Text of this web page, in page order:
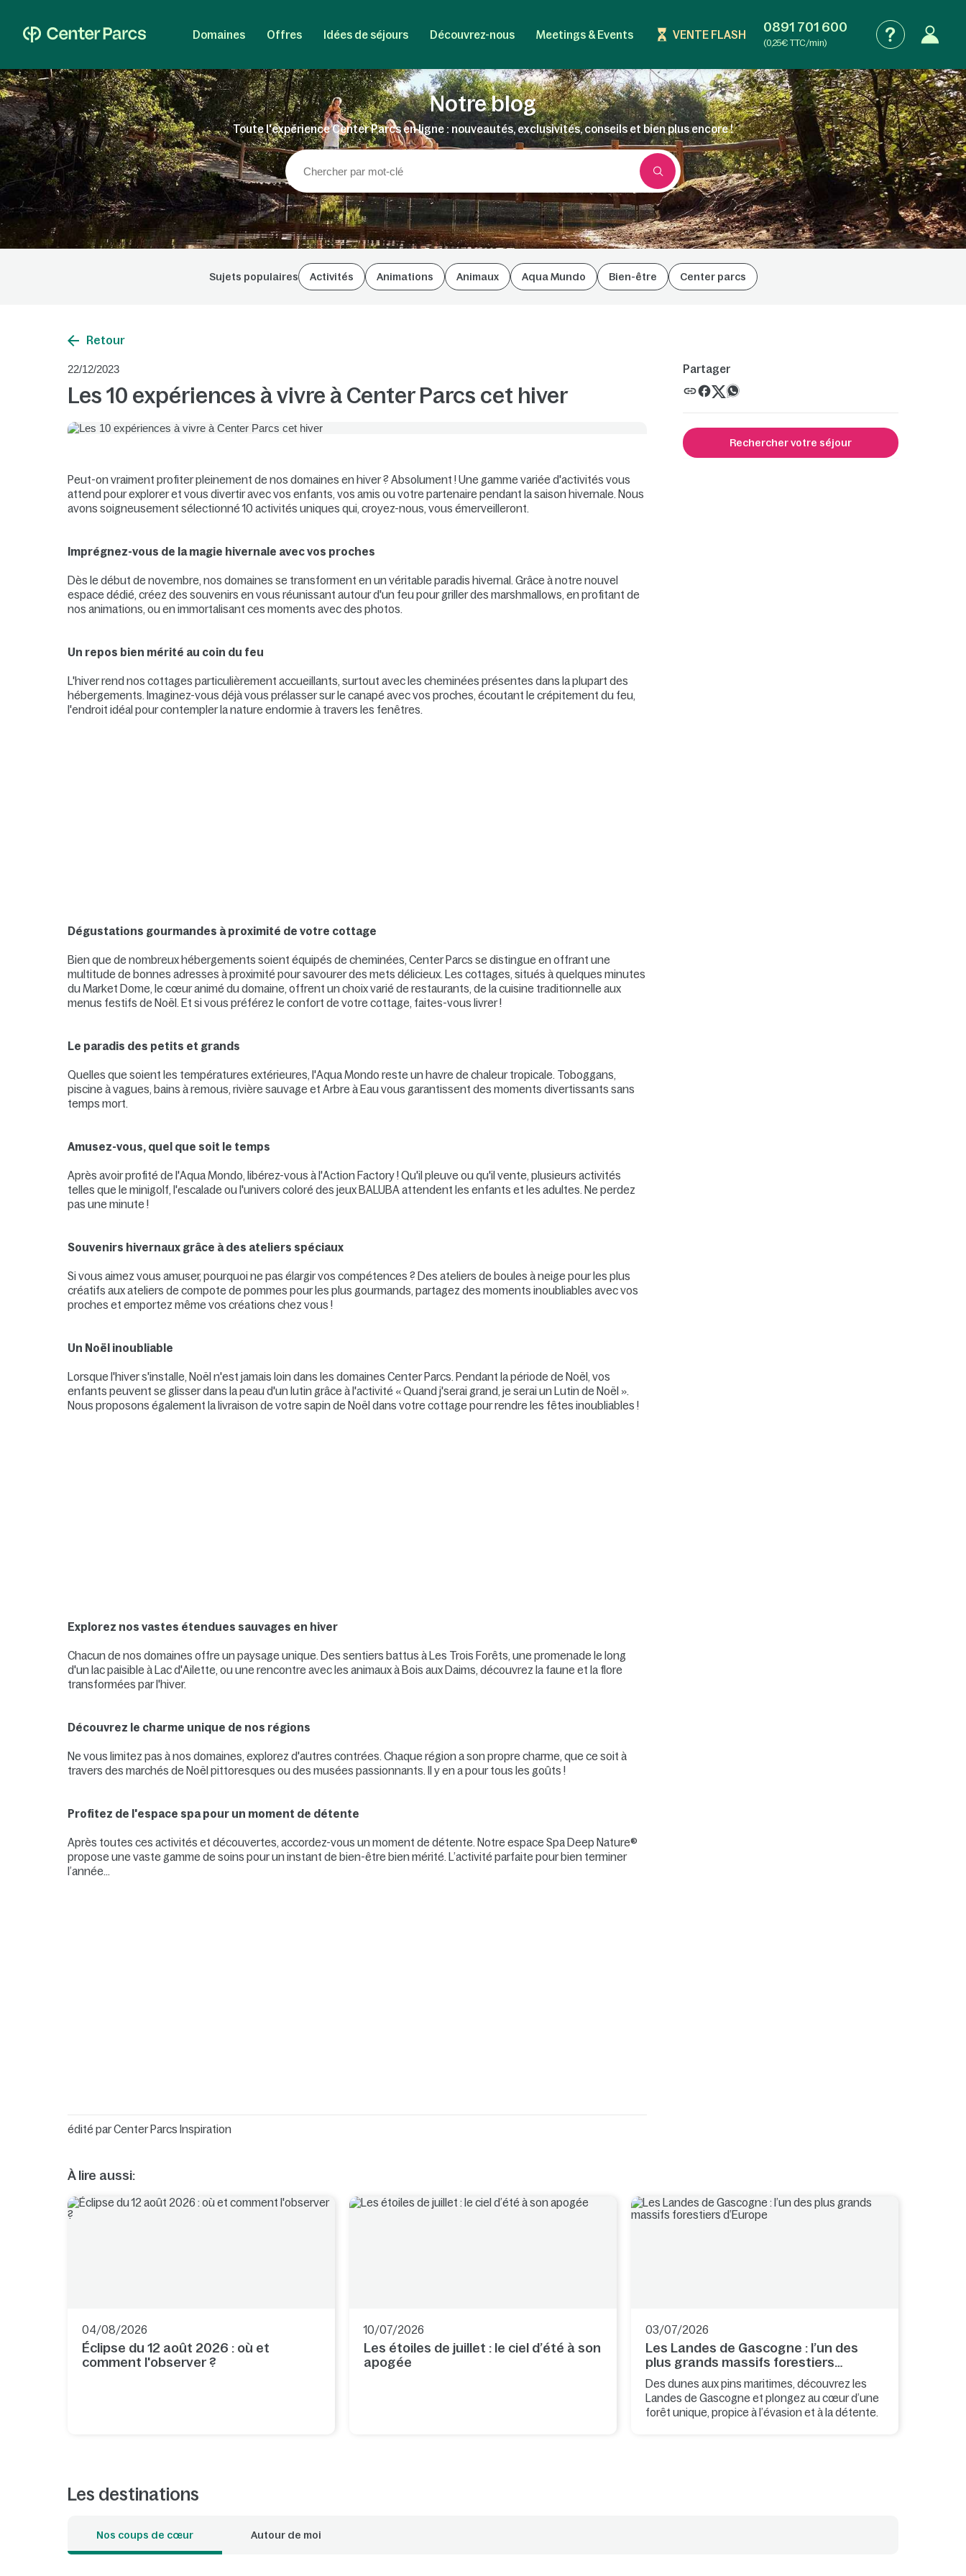
Domaines Offres Idées de séjours Découvrez-nous Meetings & Events VENTE FLASH 0891 701 600
(0,25€ TTC/min)
Notre blog
Toute l'expérience Center Parcs en ligne : nouveautés, exclusivités, conseils et bien plus encore !
Sujets populaires Activités Animations Animaux Aqua Mundo Bien-être Center parcs
Retour
22/12/2023
Les 10 expériences à vivre à Center Parcs cet hiver
Peut-on vraiment profiter pleinement de nos domaines en hiver ? Absolument ! Une gamme variée d'activités vous
attend pour explorer et vous divertir avec vos enfants, vos amis ou votre partenaire pendant la saison hivernale. Nous
avons soigneusement sélectionné 10 activités uniques qui, croyez-nous, vous émerveilleront.
Imprégnez-vous de la magie hivernale avec vos proches
Dès le début de novembre, nos domaines se transforment en un véritable paradis hivernal. Grâce à notre nouvel
espace dédié, créez des souvenirs en vous réunissant autour d'un feu pour griller des marshmallows, en profitant de
nos animations, ou en immortalisant ces moments avec des photos.
Un repos bien mérité au coin du feu
L'hiver rend nos cottages particulièrement accueillants, surtout avec les cheminées présentes dans la plupart des
hébergements. Imaginez-vous déjà vous prélasser sur le canapé avec vos proches, écoutant le crépitement du feu,
l'endroit idéal pour contempler la nature endormie à travers les fenêtres.
Dégustations gourmandes à proximité de votre cottage
Bien que de nombreux hébergements soient équipés de cheminées, Center Parcs se distingue en offrant une
multitude de bonnes adresses à proximité pour savourer des mets délicieux. Les cottages, situés à quelques minutes
du Market Dome, le cœur animé du domaine, offrent un choix varié de restaurants, de la cuisine traditionnelle aux
menus festifs de Noël. Et si vous préférez le confort de votre cottage, faites-vous livrer !
Le paradis des petits et grands
Quelles que soient les températures extérieures, l'Aqua Mondo reste un havre de chaleur tropicale. Toboggans,
piscine à vagues, bains à remous, rivière sauvage et Arbre à Eau vous garantissent des moments divertissants sans
temps mort.
Amusez-vous, quel que soit le temps
Après avoir profité de l'Aqua Mondo, libérez-vous à l'Action Factory ! Qu'il pleuve ou qu'il vente, plusieurs activités
telles que le minigolf, l'escalade ou l'univers coloré des jeux BALUBA attendent les enfants et les adultes. Ne perdez
pas une minute !
Souvenirs hivernaux grâce à des ateliers spéciaux
Si vous aimez vous amuser, pourquoi ne pas élargir vos compétences ? Des ateliers de boules à neige pour les plus
créatifs aux ateliers de compote de pommes pour les plus gourmands, partagez des moments inoubliables avec vos
proches et emportez même vos créations chez vous !
Un Noël inoubliable
Lorsque l'hiver s'installe, Noël n'est jamais loin dans les domaines Center Parcs. Pendant la période de Noël, vos
enfants peuvent se glisser dans la peau d'un lutin grâce à l'activité « Quand j'serai grand, je serai un Lutin de Noël ».
Nous proposons également la livraison de votre sapin de Noël dans votre cottage pour rendre les fêtes inoubliables !
Explorez nos vastes étendues sauvages en hiver
Chacun de nos domaines offre un paysage unique. Des sentiers battus à Les Trois Forêts, une promenade le long
d'un lac paisible à Lac d'Ailette, ou une rencontre avec les animaux à Bois aux Daims, découvrez la faune et la flore
transformées par l'hiver.
Découvrez le charme unique de nos régions
Ne vous limitez pas à nos domaines, explorez d'autres contrées. Chaque région a son propre charme, que ce soit à
travers des marchés de Noël pittoresques ou des musées passionnants. Il y en a pour tous les goûts !
Profitez de l'espace spa pour un moment de détente
Après toutes ces activités et découvertes, accordez-vous un moment de détente. Notre espace Spa Deep Nature®
propose une vaste gamme de soins pour un instant de bien-être bien mérité. L’activité parfaite pour bien terminer
l’année…
édité parCenter Parcs Inspiration
Partager
Rechercher votre séjour
À lire aussi:
04/08/2026
Éclipse du 12 août 2026 : où et
comment l'observer ?
10/07/2026
Les étoiles de juillet : le ciel d’été à son
apogée
03/07/2026
Les Landes de Gascogne : l’un des
plus grands massifs forestiers
d’Europe
Des dunes aux pins maritimes, découvrez les
Landes de Gascogne et plongez au cœur d’une
forêt unique, propice à l’évasion et à la détente.
Les destinations
Nos coups de cœur Autour de moi